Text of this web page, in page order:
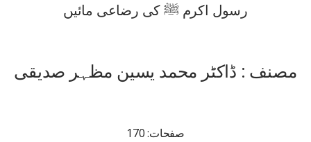
رسول اکرم ﷺ کی رضاعی مائیں
مصنف : ڈاکٹر محمد یسین مظہر صدیقی
صفحات: 170